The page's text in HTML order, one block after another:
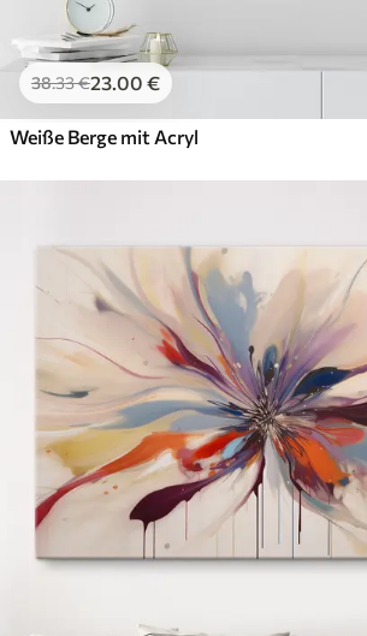
38.33€23.00 €
Weiße Berge mit Acryl